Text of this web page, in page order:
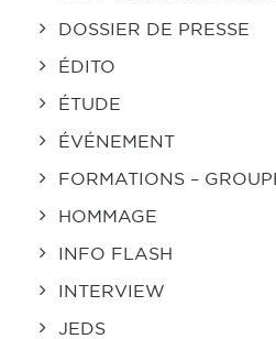
DOSSIER DE PRESSE
ÉDITO
ÉTUDE
ÉVÉNEMENT
FORMATIONS –
HOMMAGE
INFO FLASH
INTERVIEW
JEDS